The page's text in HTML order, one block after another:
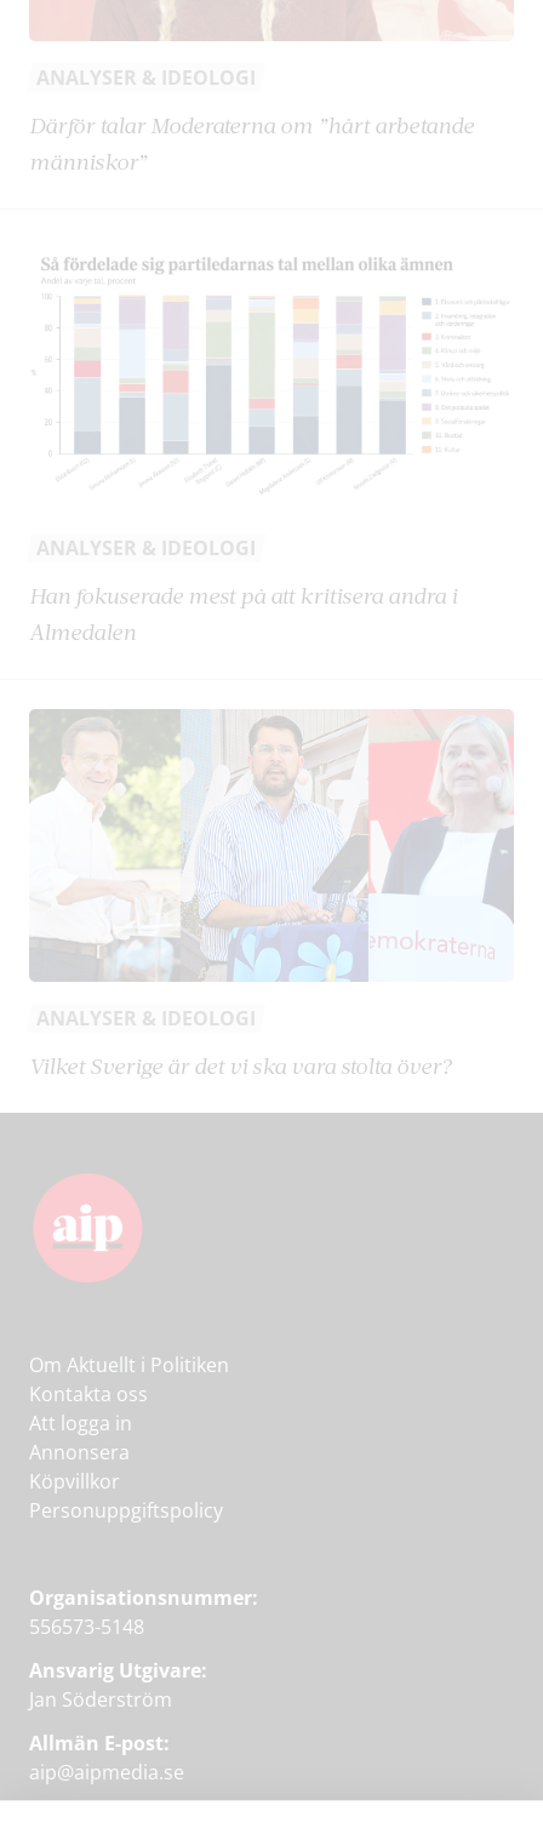
ANALYSER & IDEOLOGI
Därför talar Moderaterna om ”hårt arbetande
människor”
ANALYSER & IDEOLOGI
Han fokuserade mest på att kritisera andra i
Almedalen
ANALYSER & IDEOLOGI
Vilket Sverige är det vi ska vara stolta över?
Om Aktuellt i Politiken
Kontakta oss
Att logga in
Annonsera
Köpvillkor
Personuppgiftspolicy
Organisationsnummer:
556573-5148
Ansvarig Utgivare:
Jan Söderström
Allmän E-post:
aip@aipmedia.se